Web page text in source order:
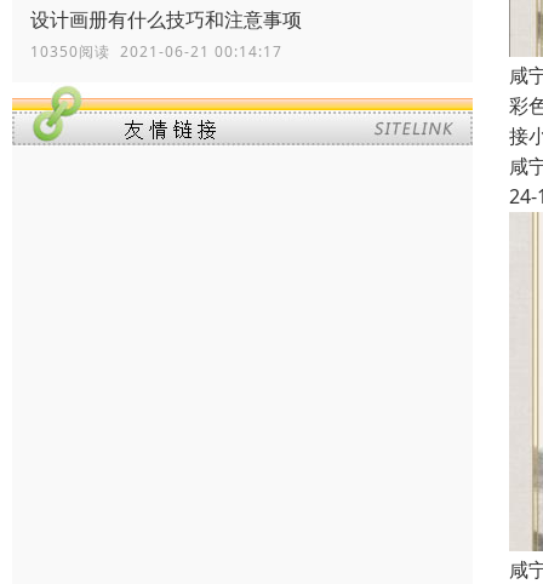
设计画册有什么技巧和注意事项
10350阅读 2021-06-21 00:14:17
咸
彩
接
咸
24-
咸